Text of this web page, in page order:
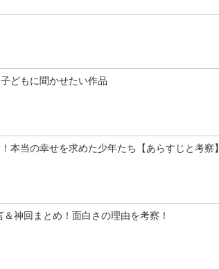
どもに聞かせたい作品
本当の幸せを求めた少年たち【あらすじと考察】
神回まとめ！面白さの理由を考察！